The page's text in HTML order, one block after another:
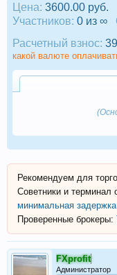
Цена: 3600.00 руб.
Участников: 0 из ∞
Расчетный взнос:
какой валюте
Рекомендуем для
Советники и терминал
минимальная
Проверенные брокеры:
FXprofit
Администратор